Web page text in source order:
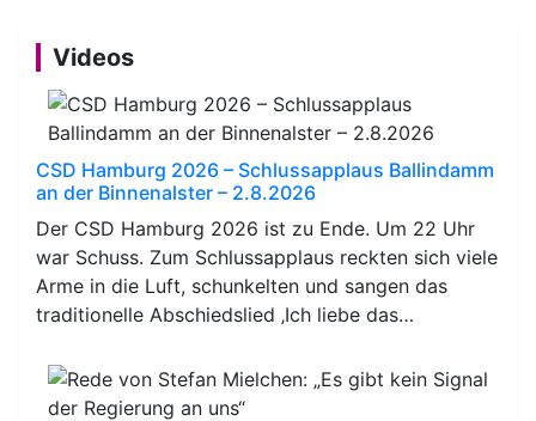
Videos
CSD Hamburg 2026 – Schlussapplaus Ballindamm
an der Binnenalster – 2.8.2026
Der CSD Hamburg 2026 ist zu Ende. Um 22 Uhr
war Schuss. Zum Schlussapplaus reckten sich viele
Arme in die Luft, schunkelten und sangen das
traditionelle Abschiedslied ‚Ich liebe das…